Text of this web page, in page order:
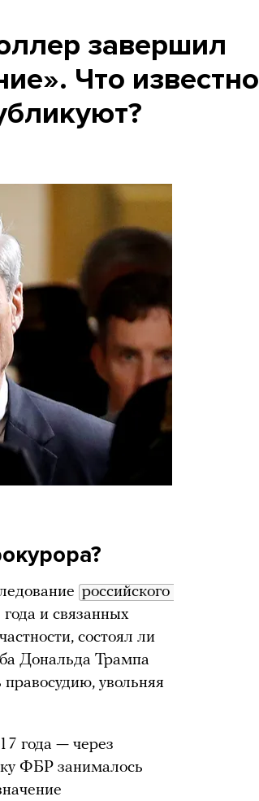
завершил
Что известно
российского
и связанных
состоял ли
Дональда Трампа
увольняя
года — через
ФБР занималось